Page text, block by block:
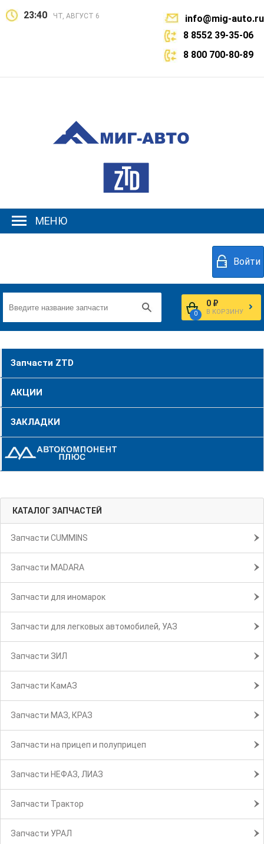
23:40 ЧТ, АВГУСТ 6
info@mig-auto.ru
8 8552 39-35-06
8 800 700-80-89
МЕНЮ
Войти
0
0 ₽
В КОРЗИНУ
Запчасти ZTD
АКЦИИ
ЗАКЛАДКИ
КАТАЛОГ ЗАПЧАСТЕЙ
Запчасти CUMMINS
Запчасти MADARA
Запчасти для иномарок
Запчасти для легковых автомобилей, УАЗ
Запчасти ЗИЛ
Запчасти КамАЗ
Запчасти МАЗ, КРАЗ
Запчасти на прицеп и полуприцеп
Запчасти НЕФАЗ, ЛИАЗ
Запчасти Трактор
Запчасти УРАЛ